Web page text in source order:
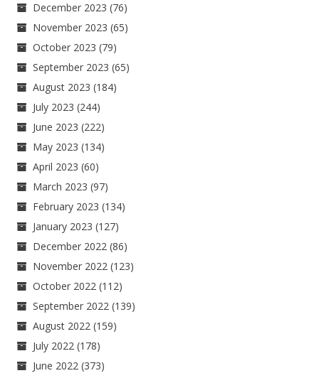
December 2023 (76)
November 2023 (65)
October 2023 (79)
September 2023 (65)
August 2023 (184)
July 2023 (244)
June 2023 (222)
May 2023 (134)
April 2023 (60)
March 2023 (97)
February 2023 (134)
January 2023 (127)
December 2022 (86)
November 2022 (123)
October 2022 (112)
September 2022 (139)
August 2022 (159)
July 2022 (178)
June 2022 (373)